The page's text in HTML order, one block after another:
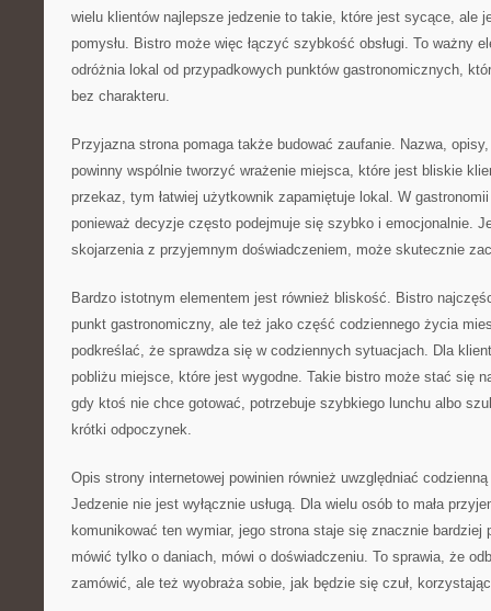
wielu klientów najlepsze jedzenie to takie, które jest sycące, ale
pomysłu. Bistro może więc łączyć szybkość obsługi. To ważny
odróżnia lokal od przypadkowych punktów gastronomicznych,
bez charakteru.
Przyjazna strona pomaga także budować zaufanie. Nazwa,
powinny wspólnie tworzyć wrażenie miejsca, które jest bliskie
przekaz, tym łatwiej użytkownik zapamiętuje lokal. W
ponieważ decyzje często podejmuje się szybko i emocjonalnie.
skojarzenia z przyjemnym doświadczeniem, może skutecznie
Bardzo istotnym elementem jest również bliskość. Bistro
punkt gastronomiczny, ale też jako część codziennego życia
podkreślać, że sprawdza się w codziennych sytuacjach. Dla
pobliżu miejsce, które jest wygodne. Takie bistro może stać się
gdy ktoś nie chce gotować, potrzebuje szybkiego lunchu albo
krótki odpoczynek.
Opis strony internetowej powinien również uwzględniać
Jedzenie nie jest wyłącznie usługą. Dla wielu osób to mała
komunikować ten wymiar, jego strona staje się znacznie bardziej
mówić tylko o daniach, mówi o doświadczeniu. To sprawia, że
zamówić, ale też wyobraża sobie, jak będzie się czuł,